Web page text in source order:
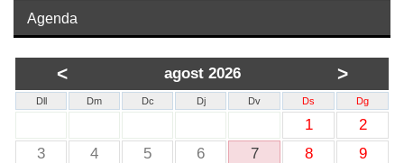
Agenda
< agost 2026 >
Dll Dm Dc Dj Dv Ds Dg
1
2
3
4 5 6 7 8
9